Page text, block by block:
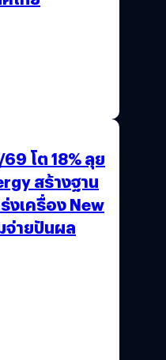
โต 18% ลุย
สร้างฐาน
งเครื่อง New
จ่ายปันผล